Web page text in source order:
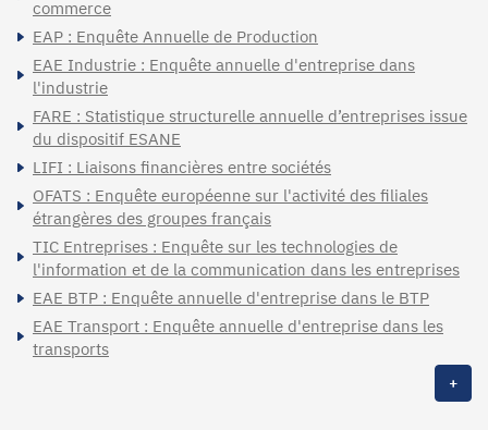
commerce
EAP : Enquête Annuelle de Production
EAE Industrie : Enquête annuelle d'entreprise dans
l'industrie
FARE : Statistique structurelle annuelle d’entreprises issue
du dispositif ESANE
LIFI : Liaisons financières entre sociétés
OFATS : Enquête européenne sur l'activité des filiales
étrangères des groupes français
TIC Entreprises : Enquête sur les technologies de
l'information et de la communication dans les entreprises
EAE BTP : Enquête annuelle d'entreprise dans le BTP
EAE Transport : Enquête annuelle d'entreprise dans les
transports
+